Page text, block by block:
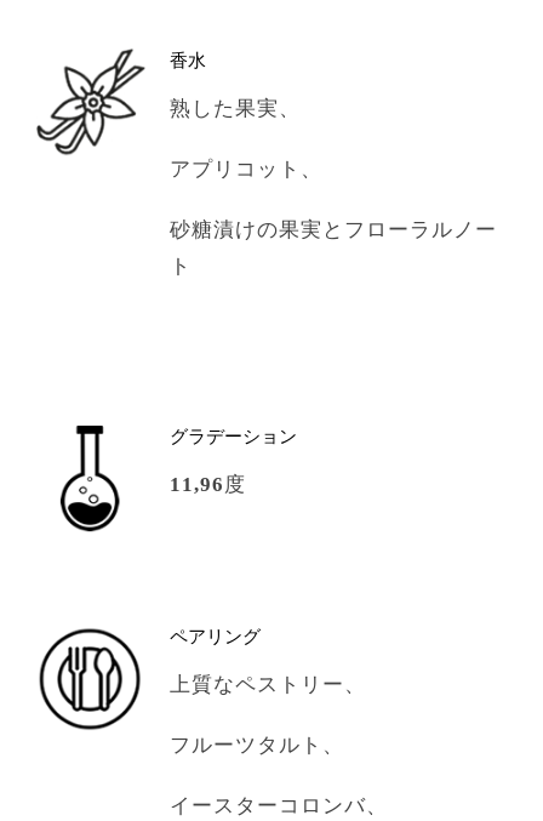
香水
熟した果実、
アプリコット、
砂糖漬けの果実とフローラルノー
ト
グラデーション
11,96 度
ペアリング
上質なペストリー、
フルーツタルト、
イースターコロンバ、